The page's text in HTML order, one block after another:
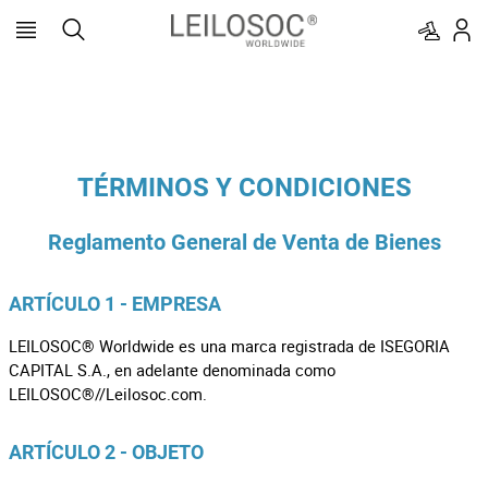
TÉRMINOS Y CONDICIONES
Reglamento General de Venta de Bienes
ARTÍCULO 1 - EMPRESA
LEILOSOC® Worldwide es una marca registrada de ISEGORIA
CAPITAL S.A., en adelante denominada como
LEILOSOC®//Leilosoc.com.
ARTÍCULO 2 - OBJETO